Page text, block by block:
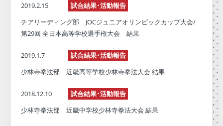
2019.2.15
試合結果･活動報告
チアリーディング部 JOCジュニアオリンピックカップ大会/
第29回 全日本高等学校選手権大会 結果
2019.1.7
試合結果･活動報告
少林寺拳法部 近畿高等学校少林寺拳法大会 結果
2018.12.10
試合結果･活動報告
少林寺拳法部 近畿中学校少林寺拳法大会 結果